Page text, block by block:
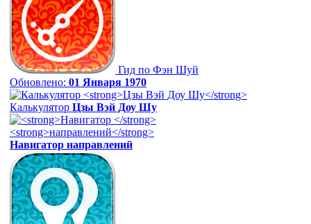
Гид по Фэн Шуй
Обновлено: 01 Января 1970
Калькулятор Цзы Вэй Доу Шу
Навигатор направлений